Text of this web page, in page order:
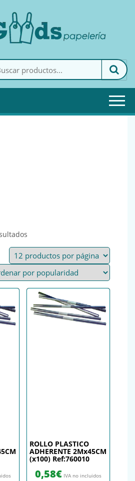
My Goods es tu papelería
online de confianza. Podrás
encontrar todo lo necesario
ROLLO PLASTICO
ADHERENTE 2Mx45CM
(x100) Ref:760010
0,58€ IVA no incluidos